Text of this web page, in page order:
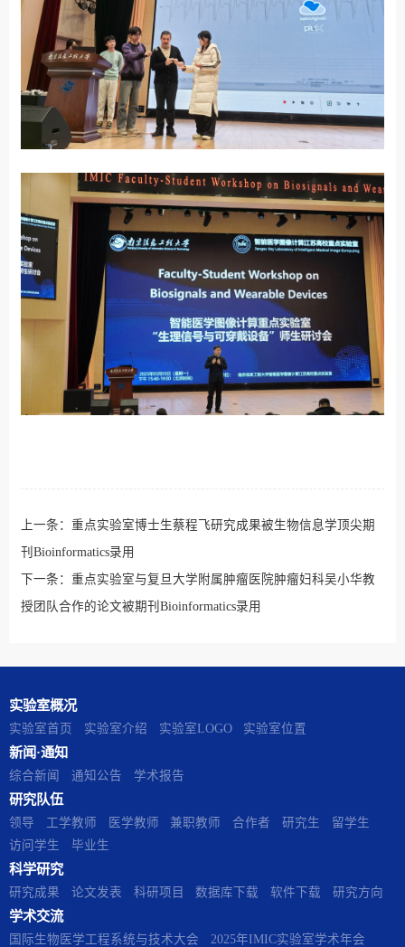
上一条： 重点实验室博士生蔡程飞研究成果被生物信息学顶尖期
刊Bioinformatics录用
下一条： 重点实验室与复旦大学附属肿瘤医院肿瘤妇科吴小华教
授团队合作的论文被期刊Bioinformatics录用
实验室概况
实验室首页 实验室介绍 实验室LOGO 实验室位置
新闻·通知
综合新闻 通知公告 学术报告
研究队伍
领导 工学教师 医学教师 兼职教师 合作者 研究生
留学生
访问学生
毕业生
科学研究
研究成果 论文发表 科研项目 数据库下载 软件下载 研究方向
学术交流
国际生物医学工程系统与技术大会 2025年IMIC实验室学术年会